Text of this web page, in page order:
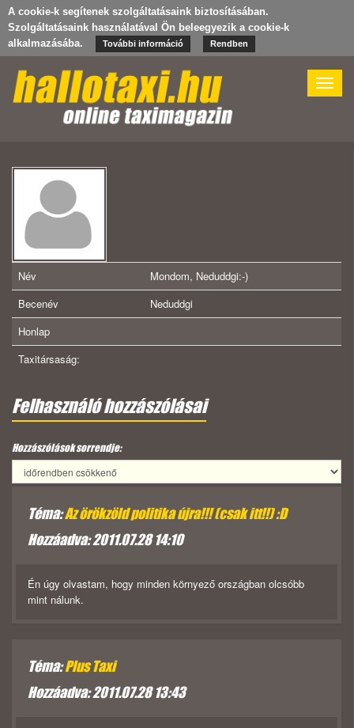
A cookie-k segítenek szolgáltatásaink biztosításában.
Szolgáltatásaink használatával Ön beleegyezik a cookie-k
alkalmazásába.
További információ Rendben
Toggle
Név
Mondom, Neduddgi:-)
Becenév
Neduddgi
Honlap
Taxitársaság:
Felhasználó hozzászólásai
Hozzászólások sorrendje:
Téma:Az örökzöld politika újra!!! (csak itt!!) :D
Hozzáadva: 2011.07.28 14:10
Én úgy olvastam, hogy minden környező országban olcsóbb
mint nálunk.
Téma:Plus Taxi
Hozzáadva: 2011.07.28 13:43